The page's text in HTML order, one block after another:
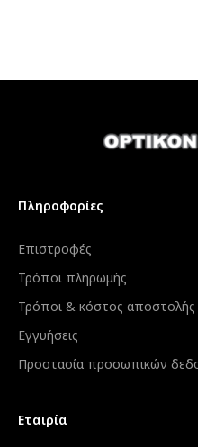
Πληροφορίες
Επιστροφές
Τρόποι πληρωμής
Τρόποι & κόστος αποστολής
Εγγυήσεις
Προστασία προσωπικών
Εταιρία